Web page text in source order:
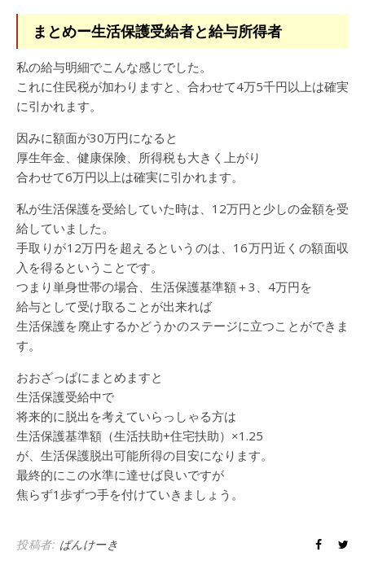
まとめー生活保護受給者と給与所得者
私の給与明細でこんな感じでした。
これに住民税が加わりますと、合わせて4万5千円以上は確実
に引かれます。
因みに額面が30万円になると
厚生年金、健康保険、所得税も大きく上がり
合わせて6万円以上は確実に引かれます。
私が生活保護を受給していた時は、12万円と少しの金額を受
給していました。
手取りが12万円を超えるというのは、16万円近くの額面収
入を得るということです。
つまり単身世帯の場合、生活保護基準額＋3、4万円を
給与として受け取ることが出来れば
生活保護を廃止するかどうかのステージに立つことができま
す。
おおざっぱにまとめますと
生活保護受給中で
将来的に脱出を考えていらっしゃる方は
生活保護基準額（生活扶助+住宅扶助）×1.25
が、生活保護脱出可能所得の目安になります。
最終的にこの水準に達せば良いですが
焦らず1歩ずつ手を付けていきましょう。
投稿者: ぱんけーき